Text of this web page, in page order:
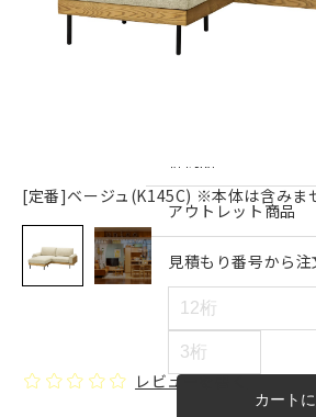
インテリア雑貨
アウトレット商品
見積もり番号から注
カート
[定番]ベージュ(K145C) ※本体は含みま
レビューを書く